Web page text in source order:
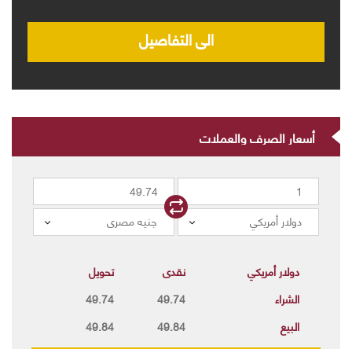
الى التفاصيل
أسعار الصرف والعملات
دولار أمريكي جنيه مصرى
دولار أمريكي نقدى
تحويل
الشراء
49.74
49.74
البيع
49.84
49.84